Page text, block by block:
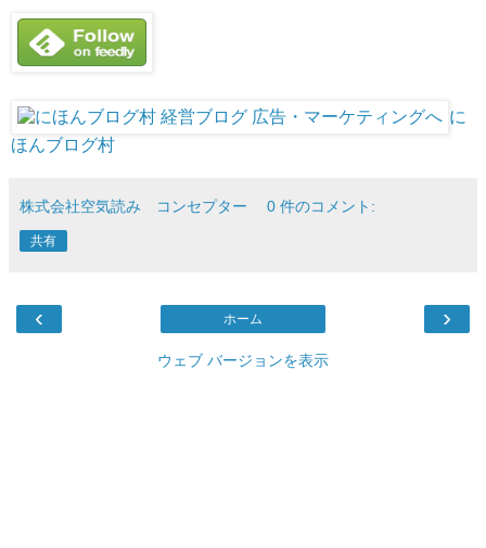
に
ほんブログ村
株式会社空気読み コンセプター 0 件のコメント:
共有
‹ ›
ホーム
ウェブ バージョンを表示